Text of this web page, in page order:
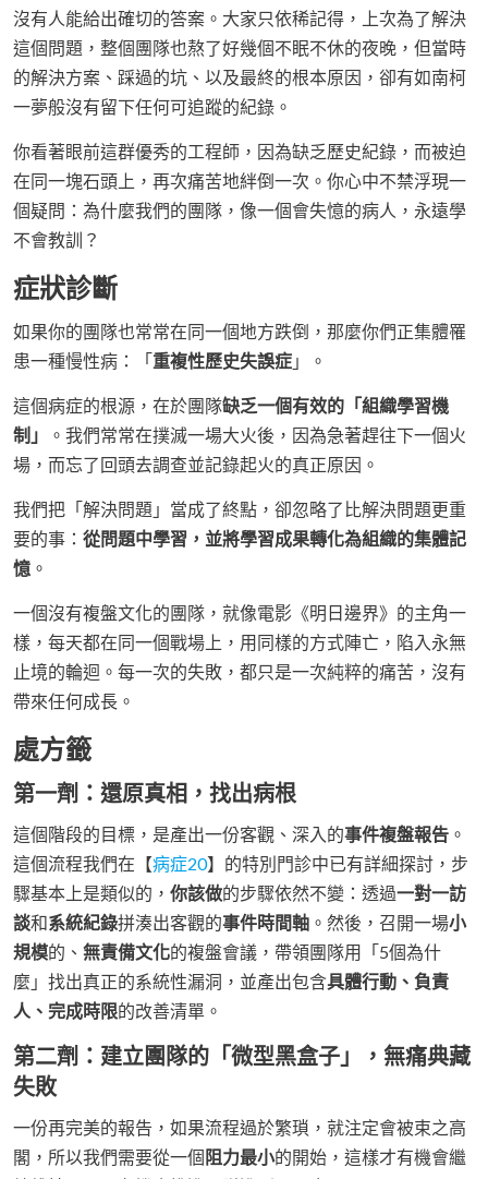
沒有人能給出確切的答案。大家只依稀記得，上次為了解決
這個問題，整個團隊也熬了好幾個不眠不休的夜晚，但當時
的解決方案、踩過的坑、以及最終的根本原因，卻有如南柯
一夢般沒有留下任何可追蹤的紀錄。
你看著眼前這群優秀的工程師，因為缺乏歷史紀錄，而被迫
在同一塊石頭上，再次痛苦地絆倒一次。你心中不禁浮現一
個疑問：為什麼我們的團隊，像一個會失憶的病人，永遠學
不會教訓？
症狀診斷
如果你的團隊也常常在同一個地方跌倒，那麼你們正集體罹
患一種慢性病：「 重複性歷史失誤症 」。
這個病症的根源，在於團隊缺乏一個有效的「組織學習機
制」
。我們常常在撲滅一場大火後，因為急著趕往下一個火
場，而忘了回頭去調查並記錄起火的真正原因。
我們把「解決問題」當成了終點，卻忽略了比解決問題更重
要的事： 從問題中學習，並將學習成果轉化為組織的集體記
憶 。
一個沒有複盤文化的團隊，就像電影《明日邊界》的主角一
樣，每天都在同一個戰場上，用同樣的方式陣亡，陷入永無
止境的輪迴。每一次的失敗，都只是一次純粹的痛苦，沒有
帶來任何成長。
處方籤
第一劑：還原真相，找出病根
這個階段的目標，是產出一份客觀、深入的事件複盤報告 。
這個流程我們在【病症20】的特別門診中已有詳細探討，步
驟基本上是類似的， 你該做的步驟依然不變：透過一對一訪
談和系統紀錄拼湊出客觀的事件時間軸 。然後，召開一場小
規模的、 無責備文化的複盤會議，帶領團隊用「5個為什
麼」找出真正的系統性漏洞，並產出包含具體行動、負責
人、完成時限的改善清單。
第二劑：建立團隊的「微型黑盒子」，無痛典藏
失敗
一份再完美的報告，如果流程過於繁瑣，就注定會被束之高
閣，所以我們需要從一個 阻力最小的開始，這樣才有機會繼